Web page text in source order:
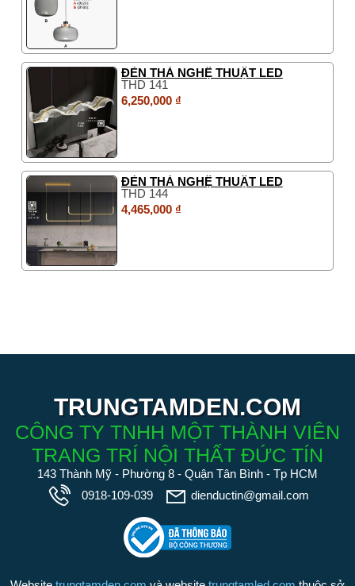
ĐÈN THẢ NGHỆ THUẬT LED
THD 141
6,250,000 ₫
ĐÈN THẢ NGHỆ THUẬT LED
THD 144
4,465,000 ₫
TRUNGTAMDEN.COM
CÔNG TY TNHH MỘT THÀNH VIÊN
TRANG TRÍ NỘI THẤT ĐỨC TÍN
143 Thành Mỹ - Phường 8 - Quận Tân Bình - Tp HCM
0918-109-039
dienductin@gmail.com